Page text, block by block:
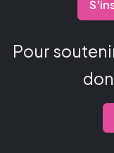
Pour